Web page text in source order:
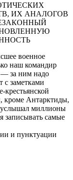
ИХ АНАЛОГОВ
военное
наш командир
— за ним надо
с заметками
кроме Антарктиды,
услышал миллионы
записывать самые
и пунктуации